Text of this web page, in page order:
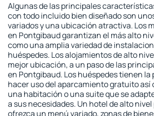
Algunas de las principales
con todo incluido bien diseñado son
variados y una ubicación atractiva. Los
en Pontgibaud garantizan el más alto
como una amplia variedad de
huéspedes. Los alojamientos de alto
mejor ubicación, a un paso de las
en Pontgibaud. Los huéspedes tienen la
hacer uso del aparcamiento gratuito así
una habitación o una suite que se
a sus necesidades. Un hotel de alto
ofrezca un menú variado, zonas de